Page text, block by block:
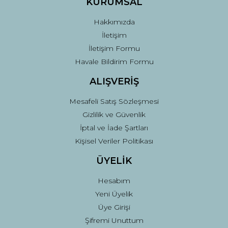
Hakkımızda
İletişim
İletişim Formu
Havale Bildirim Formu
ALIŞVERİŞ
Mesafeli Satış Sözleşmesi
Gizlilik ve Güvenlik
İptal ve İade Şartları
Kişisel Veriler Politikası
ÜYELİK
Hesabım
Yeni Üyelik
Üye Girişi
Şifremi Unuttum